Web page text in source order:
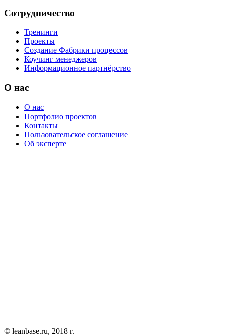
Сотрудничество
Тренинги
Проекты
Создание Фабрики процессов
Коучинг менеджеров
Информационное партнёрство
О нас
О нас
Портфолио проектов
Контакты
Пользовательское соглашение
Об эксперте
© leanbase.ru, 2018 г.